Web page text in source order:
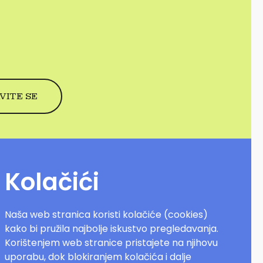
Kolačići
Naša web stranica koristi kolačiće (cookies)
kako bi pružila najbolje iskustvo pregledavanja.
Korištenjem web stranice pristajete na njihovu
uporabu, dok blokiranjem kolačića i dalje